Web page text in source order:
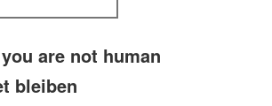
are not human
bleiben